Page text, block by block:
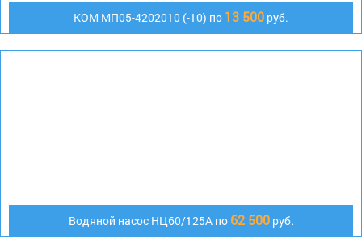
КОМ МП05-4202010 (-10) по 13 500 руб.
Водяной насос НЦ60/125А по 62 500руб.